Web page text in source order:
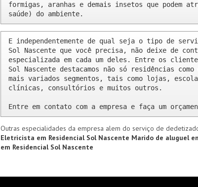
formigas, aranhas e demais insetos que podem
saúde) do ambiente.
E independentemente de qual seja o tipo de
Sol Nascente que você precisa, não deixe de
especializada em cada um deles. Entre os
Sol Nascente destacamos não só residências
mais variados segmentos, tais como lojas,
clínicas, consultórios e muitos outros.
Entre em contato com a empresa e faça um
Outras especialidades da empresa alem do serviço de
Eletricista em Residencial Sol Nascente Marido de aluguel
em Residencial Sol Nascente